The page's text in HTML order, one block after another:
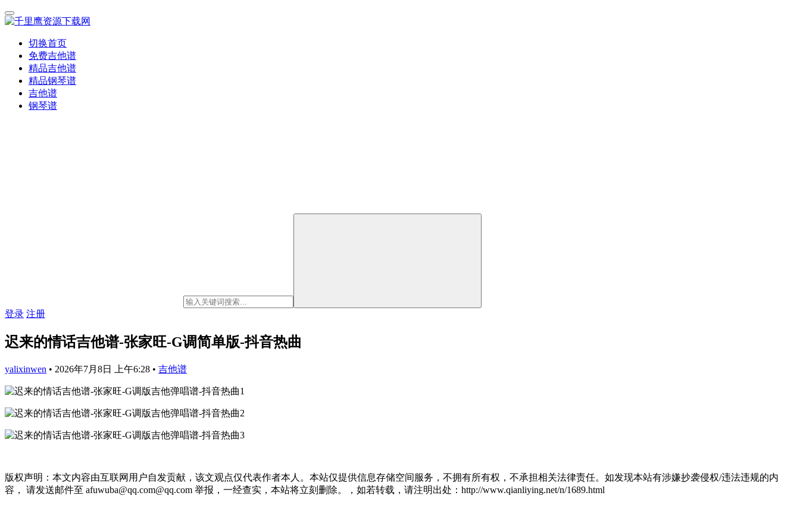
切换首页
免费吉他谱
精品吉他谱
精品钢琴谱
吉他谱
钢琴谱
登录 注册
迟来的情话吉他谱-张家旺-G调简单版-抖音热曲
yalixinwen • 2026年7月8日 上午6:28 • 吉他谱
版权声明：本文内容由互联网用户自发贡献，该文观点仅代表作者本人。本站仅提供信息存储空间服务，不拥有所有权，不承担相关法律责任。如发现本站有涉嫌抄袭侵权/违法违规的内
容， 请发送邮件至 afuwuba@qq.com@qq.com 举报，一经查实，本站将立刻删除。，如若转载，请注明出处：http://www.qianliying.net/n/1689.html